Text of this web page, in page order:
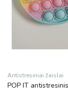
Antistresiniai žaislai
POP IT